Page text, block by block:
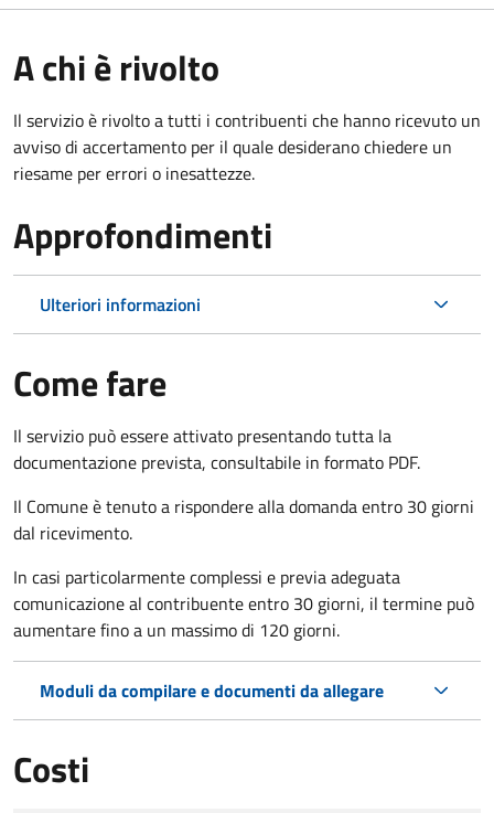
A chi è rivolto
Il servizio è rivolto a tutti i contribuenti che hanno ricevuto un
avviso di accertamento per il quale desiderano chiedere un
riesame per errori o inesattezze.
Approfondimenti
Ulteriori informazioni
Come fare
Il servizio può essere attivato presentando tutta la
documentazione prevista, consultabile in formato PDF.
Il Comune è tenuto a rispondere alla domanda entro 30 giorni
dal ricevimento.
In casi particolarmente complessi e previa adeguata
comunicazione al contribuente entro 30 giorni, il termine può
aumentare fino a un massimo di 120 giorni.
Moduli da compilare e documenti da allegare
Costi